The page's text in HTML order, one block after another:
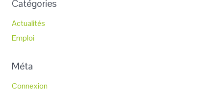
Catégories
Actualités
Emploi
Méta
Connexion